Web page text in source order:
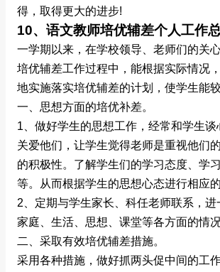
得，取得更大的进步!
10、语文教师培优辅差个人工作
一学期以来，在学校领导、老师们的关
培优辅差工作过程中，能根据实际情况
地实施落实培优辅差的计划，使学生能
一、思想方面的培优补差。
1、做好学生的思想工作，经常和学生谈
关爱他们，让学生觉得老师是重视他们
的积极性。了解学生们的学习态度、学
等。从而根据学生的思想心态进行相应的
2、定期与学生家长、科任老师联系，进
家庭、生活、思想、课堂等各方面的情况
二、采取有效培优辅差措施。
采用各种措施，做好抓两头促中间的工